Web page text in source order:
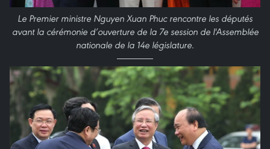
Le Premier ministre Nguyen Xuan Phuc rencontre les députés
avant la cérémonie d’ouverture de la 7e session de l'Assemblée
nationale de la 14e législature.